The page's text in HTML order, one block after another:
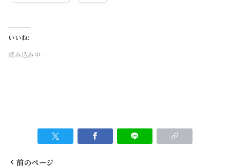
いいね:
読み込み中…
前のページ